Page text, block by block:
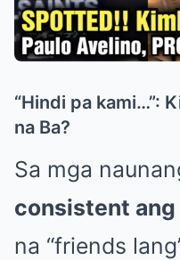
“Hindi pa kami…”:
na Ba?
Sa mga
consistent
na “friends